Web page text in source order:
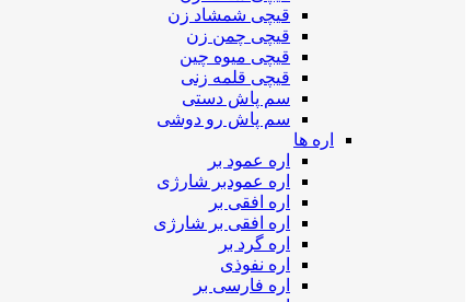
قیچی شمشاد زن
قیچی چمن زن
قیچی میوه چین
قیچی قلمه زنی
سم پاش دستی
سم پاش رو دوشی
اره ها
اره عمود بر
اره عمودبر شارژی
اره افقی بر
اره افقی بر شارژی
اره گرد بر
اره نفوذی
اره فارسی بر